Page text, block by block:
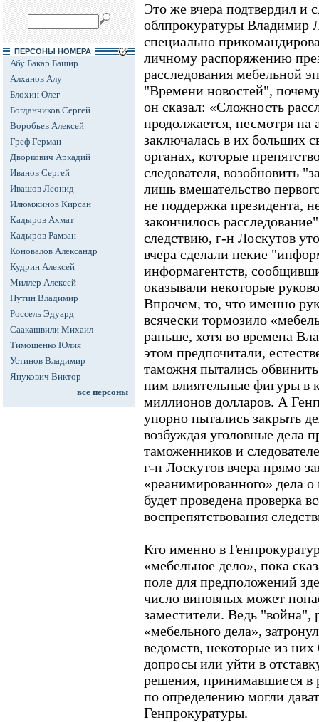
ПЕРСОНЫ НОМЕРА
Абу Бакар Башир
Алханов Алу
Блохин Олег
Богданчиков Сергей
Воробьев Алексей
Греф Герман
Дворкович Аркадий
Иванов Сергей
Ивашов Леонид
Илюмжинов Кирсан
Кадыров Ахмат
Кадыров Рамзан
Коновалов Александр
Кудрин Алексей
Миллер Алексей
Путин Владимир
Россель Эдуард
Саакашвили Михаил
Тимошенко Юлия
Устинов Владимир
Янукович Виктор
все персоны
Это же вчера подтвердил и
облпрокуратуры Владимир
специально
личному распоряжению
расследования мебельной
"Времени новостей", почему
он сказал: «Сложность
продолжается, несмотря на
заключалась в их больших
органах, которые
следователя, возобновить
лишь вмешательство
не поддержка президента,
закончилось
следствию, г-н Лоскутов
вчера сделали некие
информагентств,
оказывали некоторые
Впрочем, то, что именно
всячески тормозило
раньше, хотя во времена
этом предпочитали,
таможня пытались
ним влиятельные фигуры в
миллионов долларов. А
упорно пытались закрыть
возбуждая уголовные дела
таможенников и
г-н Лоскутов вчера прямо
«реанимированного» дела о
будет проведена проверка
воспрепятствования
Кто именно в
«мебельное дело», пока
поле для предположений
число виновных может
заместители. Ведь "война",
«мебельного дела»,
ведомств, некоторые из
допросы или уйти в
решения, принимавшиеся в
по определению могли
Генпрокуратуры.